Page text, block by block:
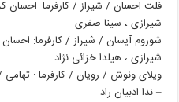
فلت احسان / شیراز / کارفرما: احسان
شیرازی ، سینا صفری
شوروم آیسان / شیراز / کارفرما:
شیرازی ، هیلدا خزائی نژاد
ویلای ونوش / رویان / کارفرما :
– ندا ادبیان راد